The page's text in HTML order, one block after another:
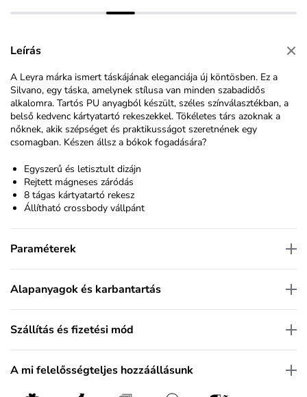
Leírás
A Leyra márka ismert táskájának eleganciája új köntösben. Ez a
Silvano, egy táska, amelynek stílusa van minden szabadidős
alkalomra. Tartós PU anyagból készült, széles színválasztékban, a
belső kedvenc kártyatartó rekeszekkel. Tökéletes társ azoknak a
nőknek, akik szépséget és praktikusságot szeretnének egy
csomagban. Készen állsz a bókok fogadására?
Egyszerű és letisztult dizájn
Rejtett mágneses záródás
8 tágas kártyatartó rekesz
Állítható crossbody vállpánt
Paraméterek
Alapanyagok és karbantartás
Szállítás és fizetési mód
A mi felelősségteljes hozzáállásunk